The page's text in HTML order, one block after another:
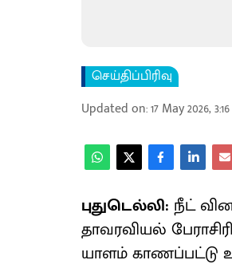
செய்திப்பிரிவு
Updated on:17 May 2026,
புதுடெல்லி: நீட்
தாவர​வியல்
யாளம் காணப்பட்டு